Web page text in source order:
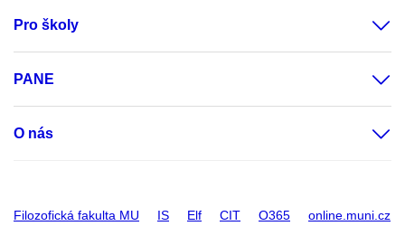
Pro školy
PANE
O nás
Filozofická fakulta MU IS Elf CIT O365 online.muni.cz